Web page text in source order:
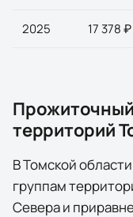
2025 17 378 ₽
территорий
ВТомской области
группам
Севера и